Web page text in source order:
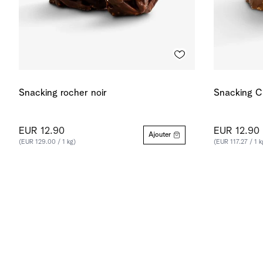
Snacking rocher noir
EUR 12.90
(EUR 129.00 / 1 kg)
Ajouter
Snacking
EUR 12.90
(EUR 117.27 / 1